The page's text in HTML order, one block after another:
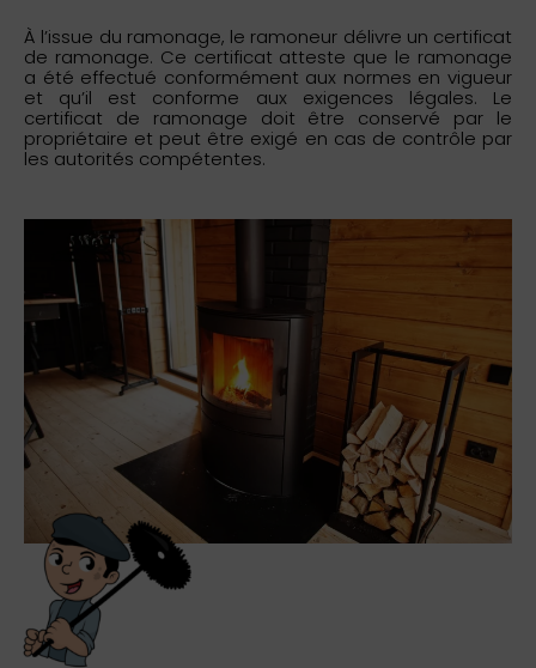
À l’issue du ramonage, le ramoneur délivre un certificat
de ramonage. Ce certificat atteste que le ramonage
a été effectué conformément aux normes en vigueur
et qu’il est conforme aux exigences légales. Le
certificat de ramonage doit être conservé par le
propriétaire et peut être exigé en cas de contrôle par
les autorités compétentes.